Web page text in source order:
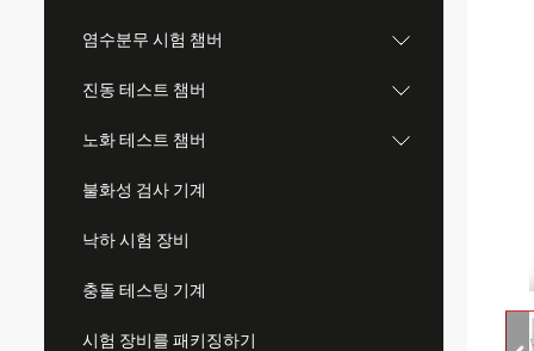
염수분무 시험 챔버
진동 테스트 챔버
노화 테스트 챔버
불화성 검사 기계
낙하 시험 장비
충돌 테스팅 기계
시험 장비를 패키징하기